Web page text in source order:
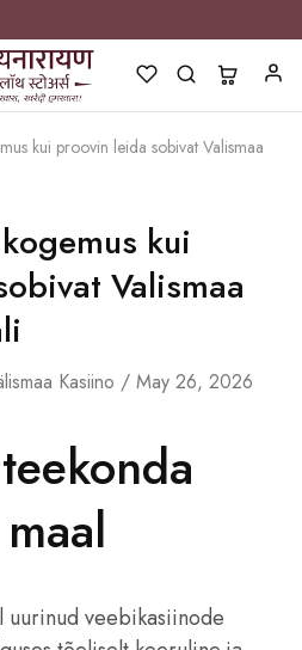
kui proovin leida sobivat Valismaa
kui
Valismaa
Kasiino May 26, 2026
uurinud veebikasiinode